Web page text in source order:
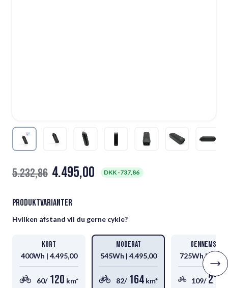
5.232,86 4.495,00 DKK -737,86
Produktvarianter
Hvilken afstand vil du gerne cykle?
Kort
400Wh | 4.495,00
60/ 120 km*
moderat
545Wh | 4.495,00
82/ 164 km*
Gennemsnit
725Wh |
109/ 218